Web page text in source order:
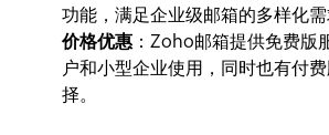
功能，满足企业级邮箱的多样化需
价格优惠 ：Zoho邮箱提供免费版
户和小型企业使用，同时也有付
择。